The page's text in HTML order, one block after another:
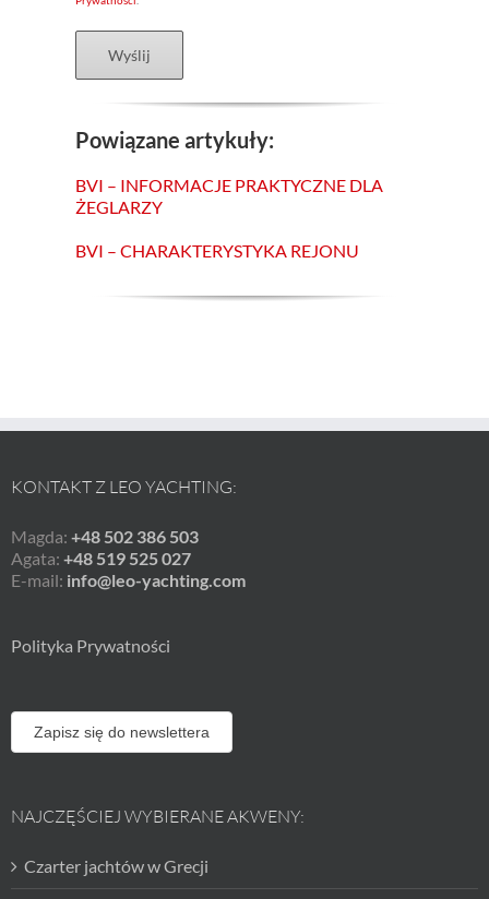
Powiązane artykuły:
BVI – INFORMACJE PRAKTYCZNE DLA
ŻEGLARZY
BVI – CHARAKTERYSTYKA REJONU
KONTAKT Z LEO YACHTING:
Magda: +48 502 386 503
Agata: +48 519 525 027
E-mail: info@leo-yachting.com
Polityka Prywatności
Zapisz się do newslettera
NAJCZĘŚCIEJ WYBIERANE AKWENY:
Czarter jachtów w Grecji